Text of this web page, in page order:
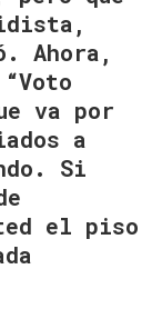
Ahora,
va por
a
Si
el piso